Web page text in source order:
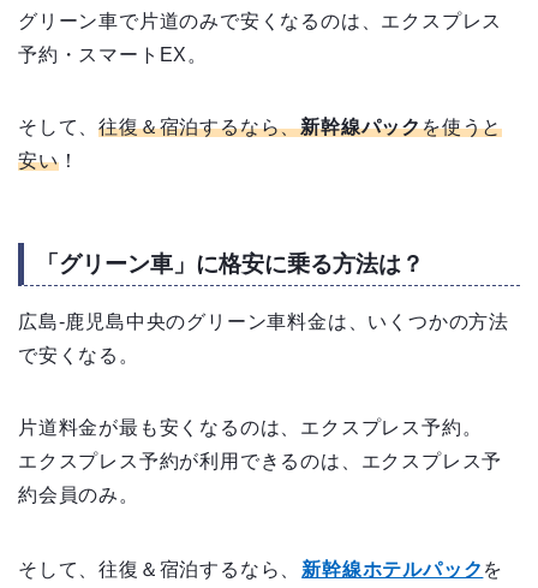
グリーン車で片道のみで安くなるのは、エクスプレス
予約・スマートEX。
そして、往復＆宿泊するなら、新幹線パックを使うと
安い！
「グリーン車」に格安に乗る方法は？
広島-鹿児島中央のグリーン車料金は、いくつかの方法
で安くなる。
片道料金が最も安くなるのは、エクスプレス予約。
エクスプレス予約が利用できるのは、エクスプレス予
約会員のみ。
そして、往復＆宿泊するなら、 新幹線ホテルパック を